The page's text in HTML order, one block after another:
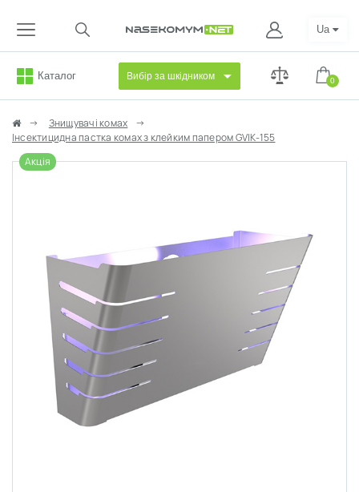
Каталог Вибір за шкідником 0
Ua
Знищувачі комах
Інсектицидна пастка комах з клейким папером GVIK-155
Акція